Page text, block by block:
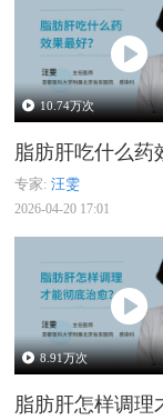
10.74万次
脂肪肝吃什么药
专家:汪雯
2026-04-20 17:01
8.91万次